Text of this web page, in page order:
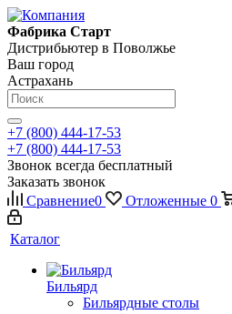
Фабрика Старт
Дистрибьютер в Поволжье
Ваш город
Астрахань
+7 (800) 444-17-53
+7 (800) 444-17-53
Звонок всегда бесплатный
Заказать звонок
Сравнение0 Отложенные 0
Каталог
Бильярд
Бильярдные столы